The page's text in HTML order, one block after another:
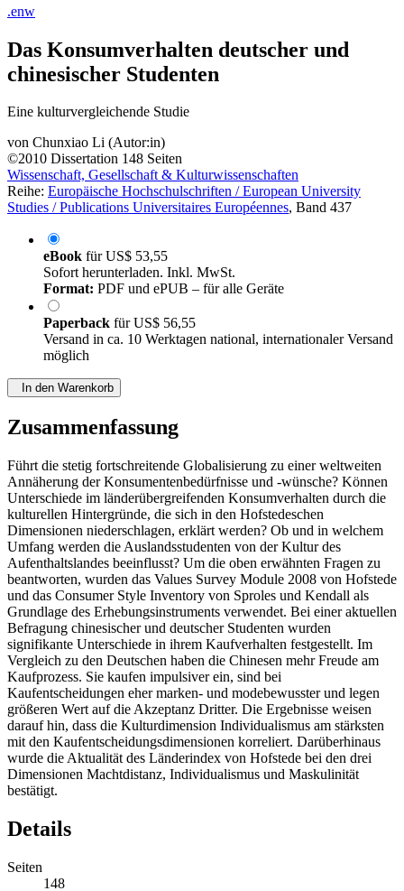
Das Konsumverhalten deutscher und
vonChunxiao Li (Autor:in)
©2010 Dissertation 148 Seiten
Wissenschaft, Gesellschaft & Kulturwissenschaften
Reihe:Europäische Hochschulschriften / European University
eBookfürUS$ 53,55
Sofort herunterladen. Inkl. MwSt.
Format:
PaperbackfürUS$ 56,55
Versand in ca. 10 Werktagen national, internationaler Versand
Zusammenfassung
Führt die stetig fortschreitende Globalisierung zu einer weltweiten
Annäherung der Konsumentenbedürfnisse und -wünsche? Können
Unterschiede im länderübergreifenden Konsumverhalten durch die
kulturellen Hintergründe, die sich in den Hofstedeschen
Dimensionen niederschlagen, erklärt werden? Ob und in welchem
Umfang werden die Auslandsstudenten von der Kultur des
Aufenthaltslandes beeinflusst? Um die oben erwähnten Fragen zu
beantworten, wurden das Values Survey Module 2008 von Hofstede
und das Consumer Style Inventory von Sproles und Kendall als
Grundlage des Erhebungsinstruments verwendet. Bei einer aktuellen
Befragung chinesischer und deutscher Studenten wurden
signifikante Unterschiede in ihrem Kaufverhalten festgestellt. Im
Vergleich zu den Deutschen haben die Chinesen mehr Freude am
Kaufprozess. Sie kaufen impulsiver ein, sind bei
Kaufentscheidungen eher marken- und modebewusster und legen
größeren Wert auf die Akzeptanz Dritter. Die Ergebnisse weisen
darauf hin, dass die Kulturdimension Individualismus am stärksten
mit den Kaufentscheidungsdimensionen korreliert. Darüberhinaus
wurde die Aktualität des Länderindex von Hofstede bei den drei
Dimensionen Machtdistanz, Individualismus und Maskulinität